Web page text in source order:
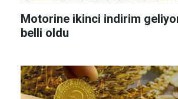
Motorine ikinci indirim
belli oldu